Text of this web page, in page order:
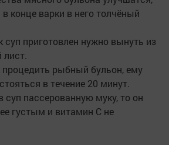
конце варки в него толчёный
суп приготовлен нужно вынуть из
лист.
процедить рыбный бульон, ему
в течение 20 минут.
суп пассерованную муку, то он
густым и витамин С не